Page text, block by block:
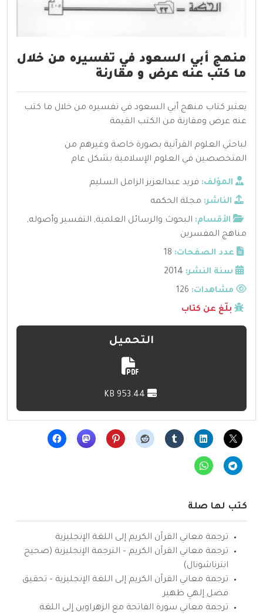
منهج أبي السعود في تفسيره من خلال
ما كتب عنه عرض و مقارنة
يعتبر كتاب منهج أبي السعود في تفسيره من خلال ما كتب
عنه عرض ومقارنة من الكتب القيمة
لباحثي العلوم القرآنية بصورة خاصة وغيرهم من
المتخصصين في العلوم الإسلامية بشكل عام
المؤلف: فريد عبدالعزيز الزامل السليم
الناشر: مجلة الحكمه
الأقسام: البحوث والرسائل العلمية, التفسير وأصوله,
مناهج المفسرين
عدد الصفحات: 18
سنة النشر: 2014
مشاهدات:
بلّغ عن كتاب
التحميل
كتب لها صلة
ترجمة معاني القرآن الكريم إلى اللغة الإنجليزية
ترجمة معاني القرآن الكريم – الترجمة الإنجليزية (صحيح
انترناشونال)
ترجمة معاني القرآن الكريم إلى اللغة الإنجليزية – تحقيق
فضل إلهي ظهير
ترجمة معاني سورة الفاتحة مع الزهراوين إلى اللغة